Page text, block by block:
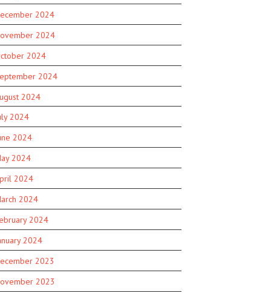
2024
2024
2024
2024
2024
2024
2024
2024
2024
2024
2024
2024
2023
2023